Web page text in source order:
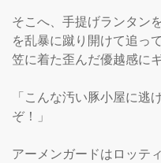
そこへ、手提げランタン
を乱暴に蹴り開けて追っ
笠に着た歪んだ優越感に
「こんな汚い豚小屋に逃
ぞ！」
アーメンガードはロッテ